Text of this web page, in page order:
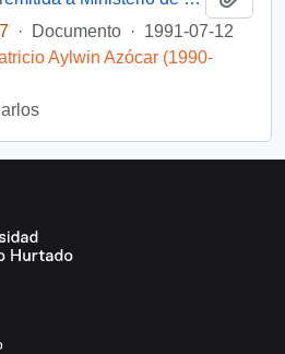
· Documento · 1991-07-12
Aylwin Azócar (1990-